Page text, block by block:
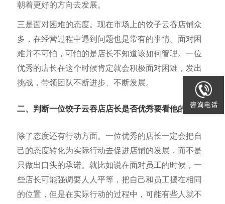
朝着更好的方向去发展。
三是面对困难的态度。现在市场上的饺子云吞店铺众
多，在经营过程中遇到问题也是常有的事情。面对困
难并不可怕，可怕的是店长不知道该如何管理。一位
优秀的店长在这个时候肯定就会积极面对困难，发出
挑战，带领团队不断进步、不断发展。
二、判断一位饺子云吞店店长是否优秀要看他的行动
除了态度还有行动方面。一位优秀的店长一定会把自
己的态度转化为实际行动去促进店铺的发展，而不是
只做出口头的承诺。就比如说在面对员工的时候，一
些店长可能强调要人人平等，把自己和员工摆在相同
的位置，但是在实际行动的过程中，可能有些人就不